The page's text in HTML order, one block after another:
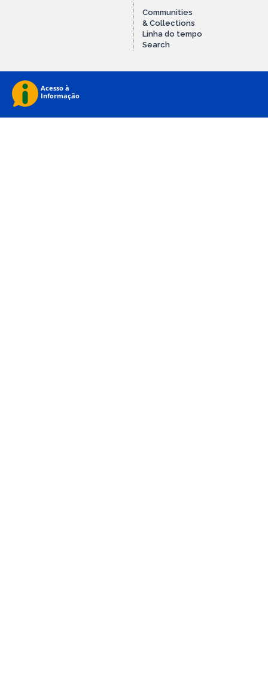
Communities
& Collections
Linha do tempo
Search